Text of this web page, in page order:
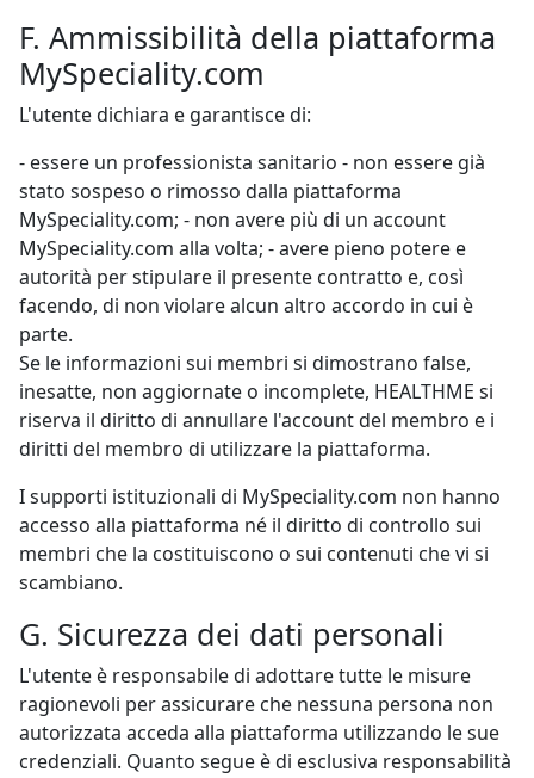
F. Ammissibilità della piattaforma
MySpeciality.com
L'utente dichiara e garantisce di:
- essere un professionista sanitario - non essere già
stato sospeso o rimosso dalla piattaforma
MySpeciality.com; - non avere più di un account
MySpeciality.com alla volta; - avere pieno potere e
autorità per stipulare il presente contratto e, così
facendo, di non violare alcun altro accordo in cui è
parte.
Se le informazioni sui membri si dimostrano false,
inesatte, non aggiornate o incomplete, HEALTHME si
riserva il diritto di annullare l'account del membro e i
diritti del membro di utilizzare la piattaforma.
I supporti istituzionali di MySpeciality.com non hanno
accesso alla piattaforma né il diritto di controllo sui
membri che la costituiscono o sui contenuti che vi si
scambiano.
G. Sicurezza dei dati personali
L'utente è responsabile di adottare tutte le misure
ragionevoli per assicurare che nessuna persona non
autorizzata acceda alla piattaforma utilizzando le sue
credenziali. Quanto segue è di esclusiva responsabilità